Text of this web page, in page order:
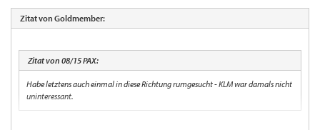
Zitat von Goldmember:
Zitat von 08/15 PAX:
Habe letztens auch einmal in diese Richtung rumgesucht - KLM war damals nicht
uninteressant.